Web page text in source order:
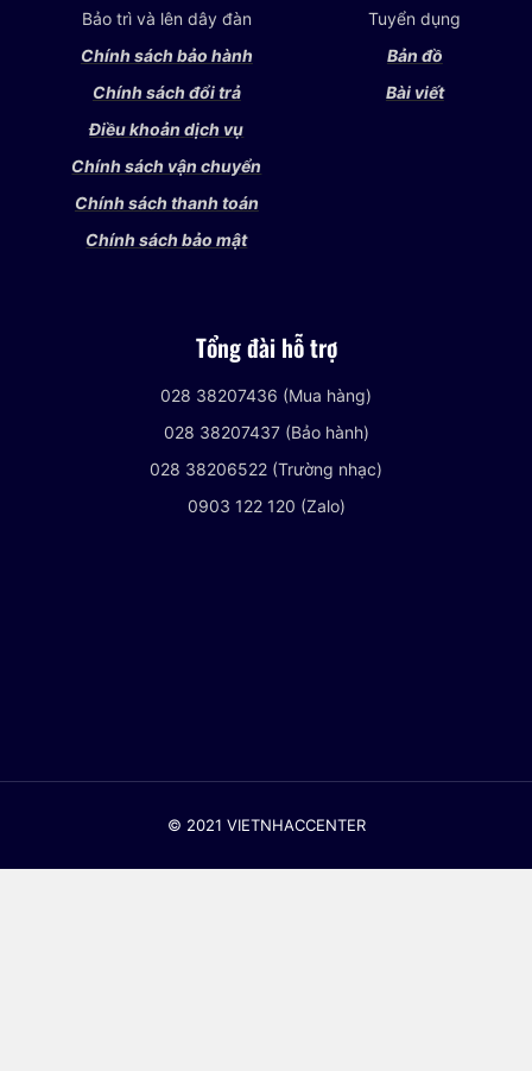
Bảo trì và lên dây đàn
Chính sách bảo hành
Chính sách đổi trả
Điều khoản dịch vụ
Chính sách vận chuyển
Chính sách thanh toán
Chính sách bảo mật
Tuyển dụng
Bản đồ
Bài viết
Tổng đài hỗ trợ
028 38207436 (Mua hàng)
028 38207437 (Bảo hành)
028 38206522 (Trường nhạc)
0903 122 120 (Zalo)
© 2021 VIETNHACCENTER